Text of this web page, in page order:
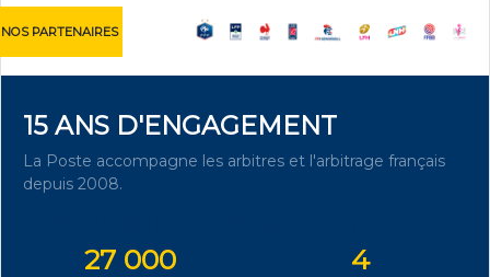
NOS PARTENAIRES
15 ANS D'ENGAGEMENT
La Poste accompagne les arbitres et l'arbitrage français
depuis 2008.
27 000 4